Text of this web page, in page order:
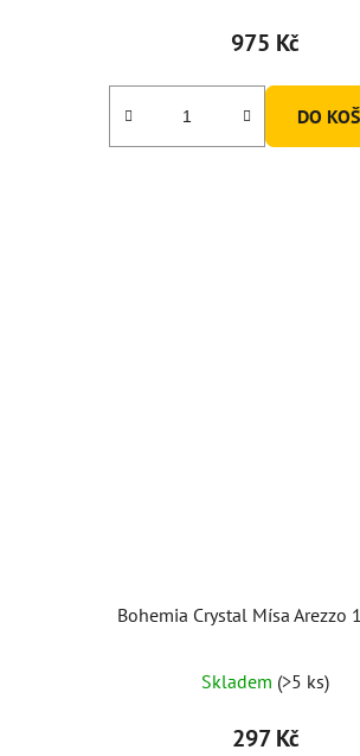
975 Kč
DO
Bohemia Crystal Mísa Arezzo
Skladem (>5 ks)
297 Kč